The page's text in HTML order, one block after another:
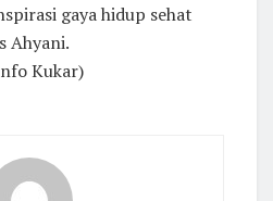
gaya hidup sehat
Ahyani.
Kukar)